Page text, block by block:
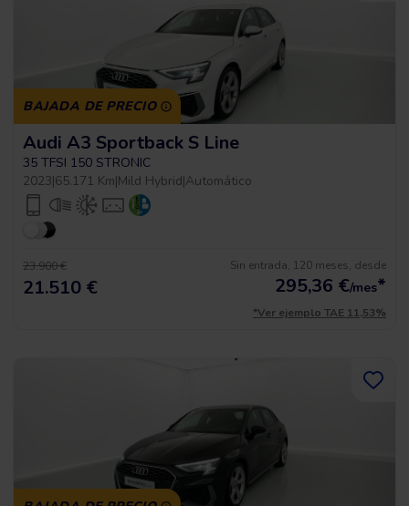
BAJADA DE PRECIO
Audi A3 Sportback S Line
35 TFSI 150 STRONIC
2023|65.171 Km|Mild Hybrid|Automático
23.900 €
21.510 €
Sin entrada, 120 meses, desde
295,36 €/mes*
*Ver ejemplo TAE 11,53%